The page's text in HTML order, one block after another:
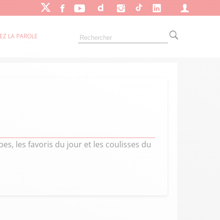
LA PAROLE
les favoris du jour et les coulisses du